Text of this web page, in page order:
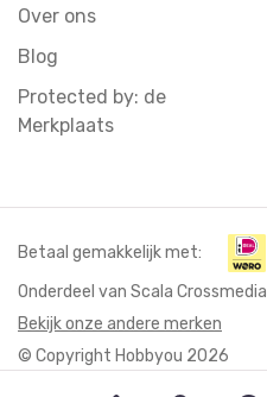
Over ons
Blog
Protected by: de
Merkplaats
© Copyright Hobbyou 2026
Onderdeel van Scala Crossmedia
Bekijk onze andere merken
Betaal gemakkelijk met: